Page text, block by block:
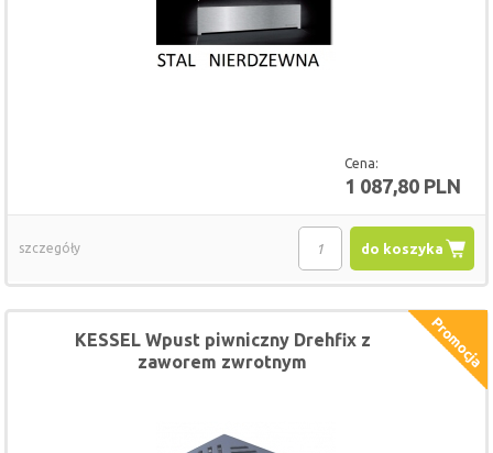
Cena:
1 087,80 PLN
do koszyka
szczegóły
KESSEL Wpust piwniczny Drehfix z
zaworem zwrotnym